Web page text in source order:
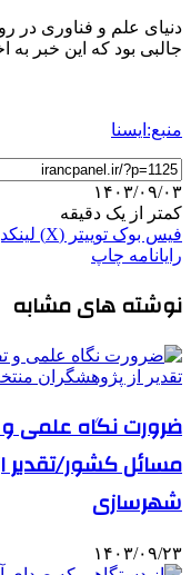
جالبی بود که این خبر به
منبع:ایسنا
۱۴۰۳/۰۹/۰۳
کمتر از یک دقیقه
فیس بوک توییتر (X)
رایانامه چاپ
نوشته های مشابه
ضرورت نگاه علمی
مسائل کشور/تقدیر
شهرسازی
۱۴۰۳/۰۹/۲۳